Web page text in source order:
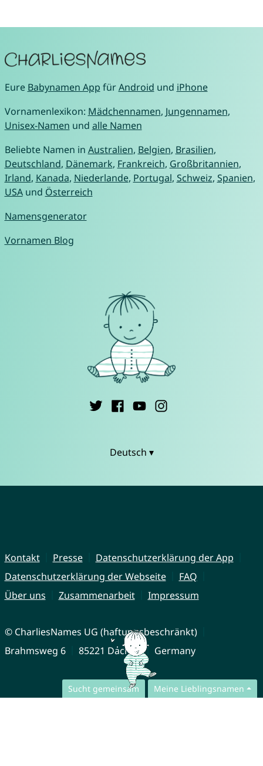
Sucht gemeinsam Meine Lieblingsnamen
Eure Babynamen App fürAndroid und iPhone
Vornamenlexikon: Mädchennamen, Jungennamen,
Unisex-Namen und alle Namen
Beliebte Namen in Australien, Belgien, Brasilien,
Deutschland, Dänemark, Frankreich, Großbritannien,
Irland, Kanada, Niederlande, Portugal, Schweiz, Spanien,
USAund Österreich
Namensgenerator
Vornamen Blog
Deutsch ▾
Kontakt Presse
Datenschutzerklärung der App
Datenschutzerklärung der Webseite
FAQ
Über uns
Zusammenarbeit Impressum
© CharliesNames UG (haftungsbeschränkt)
Brahmsweg 6
85221 Dachau Germany